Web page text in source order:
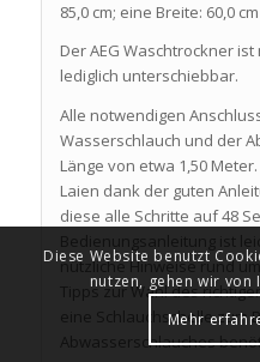
85,0 cm; eine Breite: 60,0
Der AEG Waschtrockner
lediglich unterschiebbar.
Alle notwendigen
Wasserschlauch und der
Länge von etwa 1,50
Laien dank der guten
diese alle Schritte auf 48
nützliche Hinweise rund
Tipps zur Wahl des
eine Schlauchschelle zum
Abwasserschlauches
Diese Website benutzt
nutzen, gehen wir von
Mehr